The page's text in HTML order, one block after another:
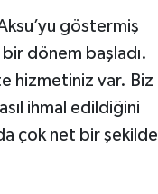
göstermiş
dönem başladı.
hizmetiniz var. Biz
ihmal edildiğini
çok net bir şekilde